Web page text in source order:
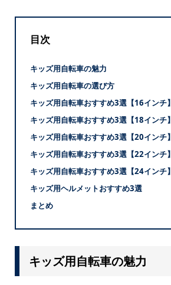
目次
キッズ用自転車の魅力
キッズ用自転車の選び方
キッズ用自転車おすすめ3選【16インチ】
キッズ用自転車おすすめ3選【18インチ】
キッズ用自転車おすすめ3選【20インチ】
キッズ用自転車おすすめ3選【22インチ】
キッズ用自転車おすすめ3選【24インチ】
キッズ用ヘルメットおすすめ3選
まとめ
キッズ用自転車の魅力